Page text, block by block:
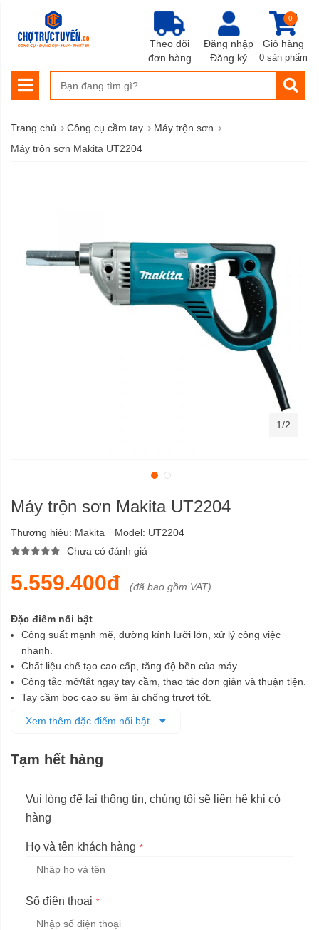
Đăng nhập
Đăng ký
Giỏ hàng
0
0 sản phẩm
Theo dõi
đơn hàng
Trang chủ › Công cụ cầm tay › Máy trộn sơn ›
Máy trộn sơn Makita UT2204
Máy trộn sơn Makita UT2204
Thương hiệu: Makita Model: UT2204
Chưa có đánh giá
5.559.400đ (đã bao gồm VAT)
Đặc điểm nổi bật
Công suất mạnh mẽ, đường kính lưỡi lớn, xử lý công việc
nhanh.
Chất liệu chế tạo cao cấp, tăng độ bền của máy.
Công tắc mở/tắt ngay tay cầm, thao tác đơn giản và thuận tiện.
Tay cầm bọc cao su êm ái chống trượt tốt.
Xem thêm đặc điểm nổi bật
Tạm hết hàng
Vui lòng để lại thông tin, chúng tôi sẽ liên hệ khi có
hàng
Họ và tên khách hàng
Số điện thoại
1/2